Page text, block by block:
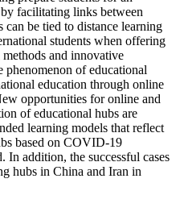
facilitating links between
be tied to distance learning
students when offering
and innovative
phenomenon of educational
education through online
opportunities for online and
of educational hubs are
learning models that reflect
based on COVID-19
In addition, the successful cases
hubs in China and Iran in